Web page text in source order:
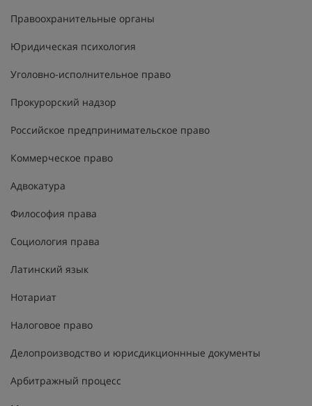
Правоохранительные органы
Юридическая психология
Уголовно-исполнительное право
Прокурорский надзор
Российское предпринимательское право
Коммерческое право
Адвокатура
Философия права
Социология права
Латинский язык
Нотариат
Налоговое право
Делопроизводство и юрисдикционнные документы
Арбитражный процесс